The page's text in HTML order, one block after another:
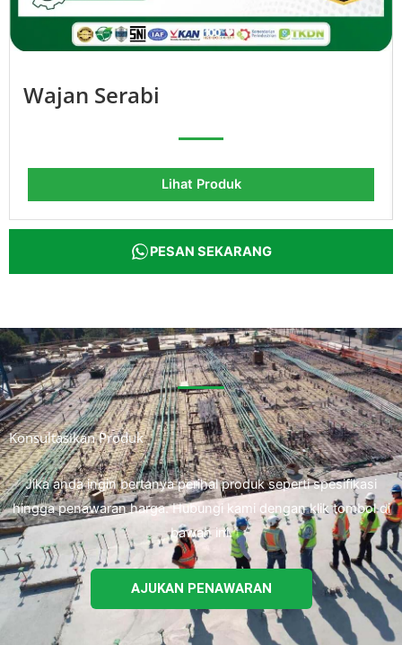
Wajan Serabi
Lihat Produk
PESAN SEKARANG
Konsultasikan Produk
Jika anda ingin bertanya perihal produk seperti spesifikasi
hingga penawaran harga. Hubungi kami dengan klik tombol di
bawah ini.
AJUKAN PENAWARAN